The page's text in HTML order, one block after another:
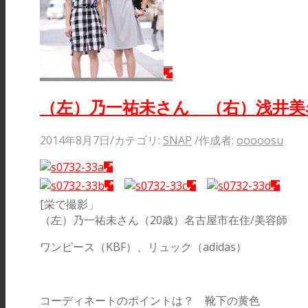
（左）乃一祐未さん （右）浅井
2014年8月7日/カテゴリ: SNAP /作成者: ooooosu
[栄で撮影」
（左）乃一祐未さん（20歳）名古屋市在住/美容師
ワンピース（KBF）、リュック（adidas）
コーディネートのポイントは？ 靴下の黄色